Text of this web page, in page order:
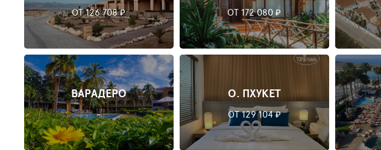
ОТ 126 708 ₽ ОТ 172 080 ₽
ВАРАДЕРО
-
О. ПХУКЕТ
ОТ 129 104 ₽